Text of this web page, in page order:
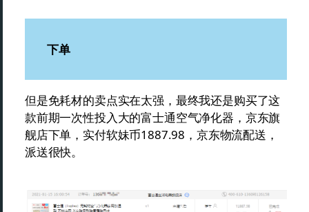
下单
但是免耗材的卖点实在太强，最终我还是购买了这
款前期一次性投入大的富士通空气净化器，京东旗
舰店下单，实付软妹币1887.98，京东物流配送，
派送很快。